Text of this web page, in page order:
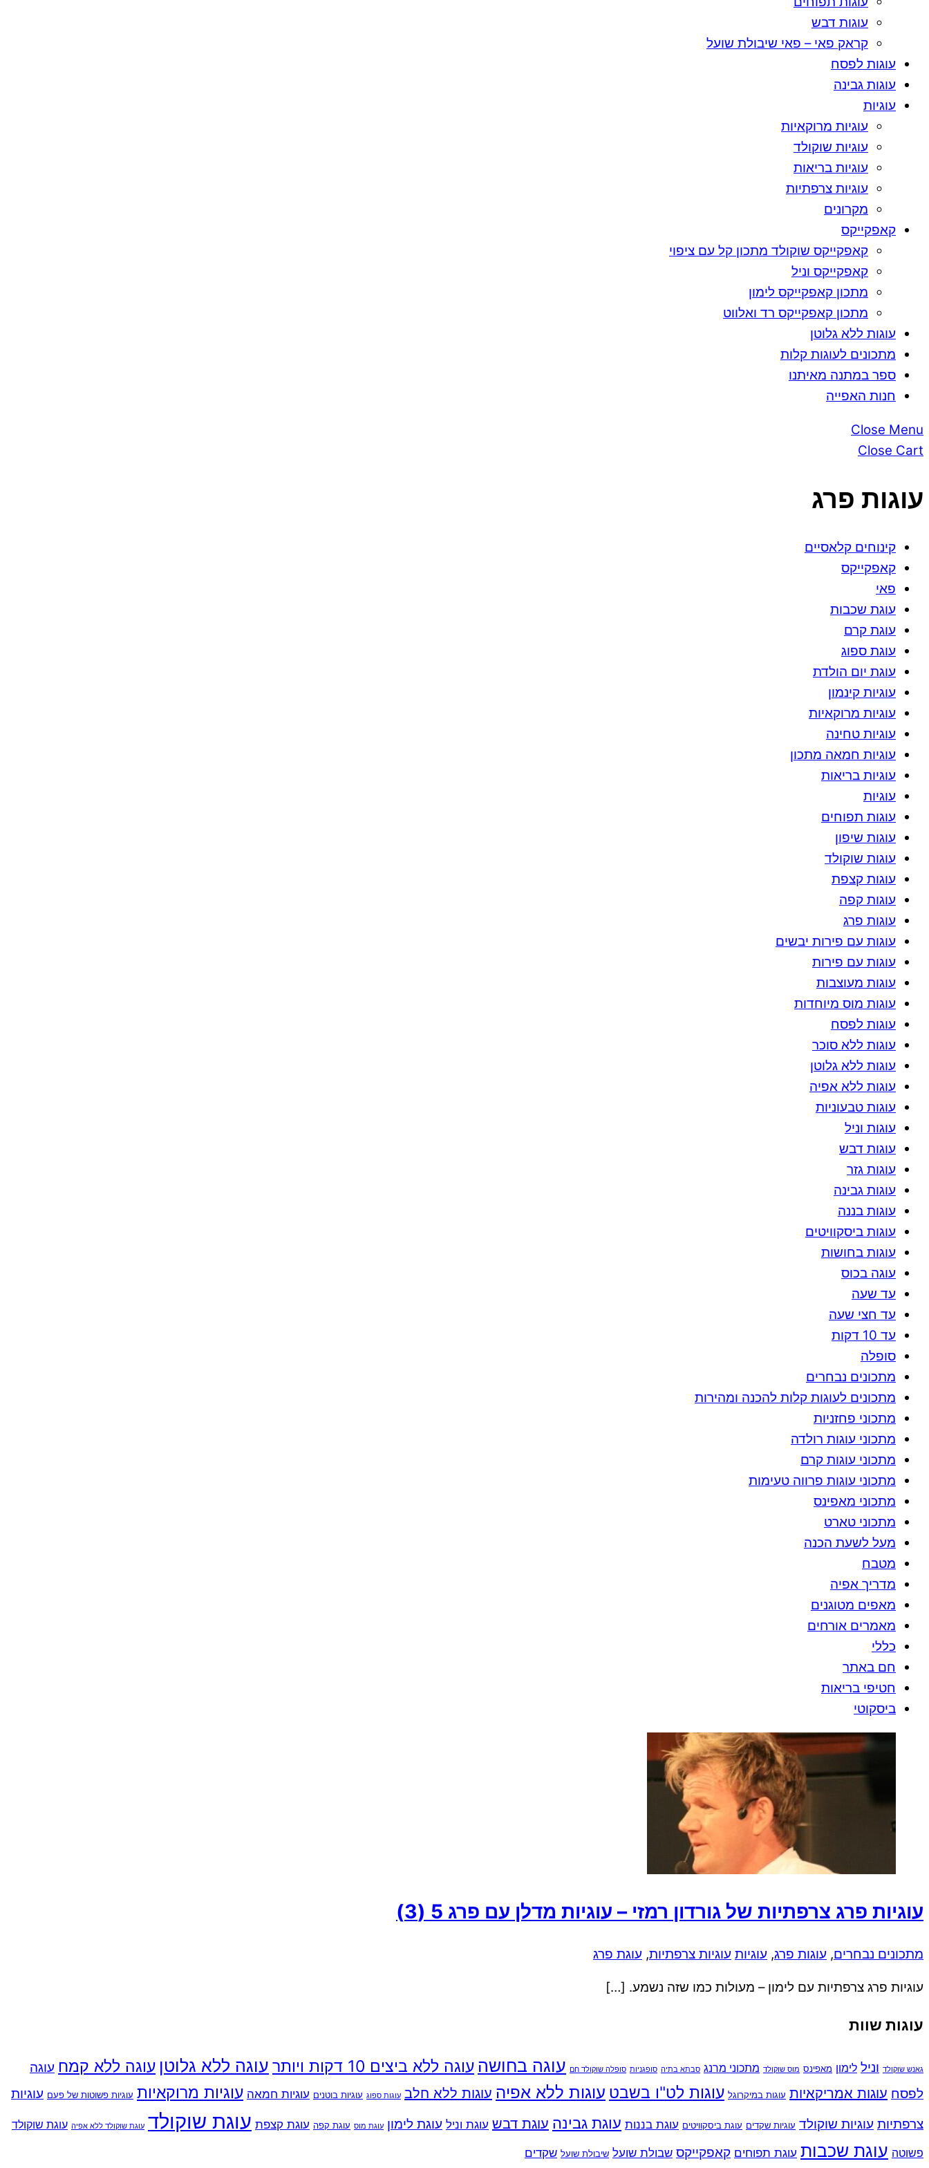
עוגות דבש
קראק פאי – פאי שיבולת שועל
עוגות לפסח
עוגות גבינה
עוגיות
עוגיות מרוקאיות
עוגיות שוקולד
עוגיות בריאות
עוגיות צרפתיות
מקרונים
קאפקייקס
קאפקייקס שוקולד מתכון קל עם ציפוי
קאפקייקס וניל
מתכון קאפקייקס לימון
מתכון קאפקייקס רד ואלווט
עוגות ללא גלוטן
מתכונים לעוגות קלות
ספר במתנה מאיתנו
חנות האפייה
Close Menu
Close Cart
עוגות פרג
קינוחים קלאסיים
קאפקייקס
פאי
עוגת שכבות
עוגת קרם
עוגת ספוג
עוגת יום הולדת
עוגיות קינמון
עוגיות מרוקאיות
עוגיות טחינה
עוגיות חמאה מתכון
עוגיות בריאות
עוגיות
עוגות תפוחים
עוגות שיפון
עוגות שוקולד
עוגות קצפת
עוגות קפה
עוגות פרג
עוגות עם פירות יבשים
עוגות עם פירות
עוגות מעוצבות
עוגות מוס מיוחדות
עוגות לפסח
עוגות ללא סוכר
עוגות ללא גלוטן
עוגות ללא אפיה
עוגות טבעוניות
עוגות וניל
עוגות דבש
עוגות גזר
עוגות גבינה
עוגות בננה
עוגות ביסקוויטים
עוגות בחושות
עוגה בכוס
עד שעה
עד חצי שעה
עד 10 דקות
סופלה
מתכונים נבחרים
מתכונים לעוגות קלות להכנה ומהירות
מתכוני פחזניות
מתכוני עוגות רולדה
מתכוני עוגות קרם
מתכוני עוגות פרווה טעימות
מתכוני מאפינס
מתכוני טארט
מעל לשעת הכנה
מטבח
מדריך אפיה
מאפים מטוגנים
מאמרים אורחים
כללי
חם באתר
חטיפי בריאות
ביסקוטי
עוגיות פרג צרפתיות של גורדון רמזי – עוגיות מדלן עם פרג 5 (3)
מתכונים נבחרים, עוגות פרג, עוגיות עוגיות צרפתיות, עוגת פרג
עוגיות פרג צרפתיות עם לימון – מעולות כמו שזה נשמע. […]
עוגות שוות
גאנש שוקולד וניל לימון מאפינס מוס שוקולד מתכוני מרנג סבתא בתיה סופגניות סופלה שוקולד חם עוגה בחושה עוגה ללא ביצים 10 דקות ויותר עוגה ללא גלוטן עוגה ללא קמח עוגה
לפסח עוגות אמריקאיות עוגות במיקרוגל עוגות לט"ו בשבט עוגות ללא אפיה עוגות ללא חלב עוגות ספוג עוגיות בוטנים עוגיות חמאה עוגיות מרוקאיות עוגיות פשוטות של פעם עוגיות
צרפתיות עוגיות שוקולד עוגיות שקדים עוגת ביסקוויטים עוגת בננות עוגת גבינה עוגת דבש עוגת וניל עוגת לימון עוגת מוס עוגת קפה עוגת קצפת עוגת שוקולד עוגת שוקולד ללא אפיה עוגת שוקולד
פשוטה עוגת שכבות עוגת תפוחים קאפקייקס שבולת שועל שיבולת שועל שקדים